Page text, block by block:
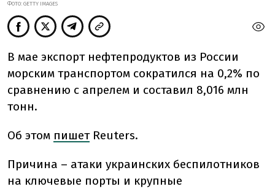
ФОТО: GETTY IMAGES
В мае экспорт нефтепродуктов из России
морским транспортом сократился на 0,2% по
сравнению с апрелем и составил 8,016 млн
тонн.
Об этом пишет Reuters.
Причина – атаки украинских беспилотников
на ключевые порты и крупные